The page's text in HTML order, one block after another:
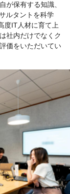
が保有する知識、
ルタントを科学
度IT人材に育て上
社内だけでなくク
価をいただいてい